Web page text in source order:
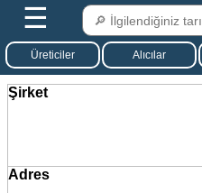
☰
Üreticiler Alıcılar
Şirket
Adres